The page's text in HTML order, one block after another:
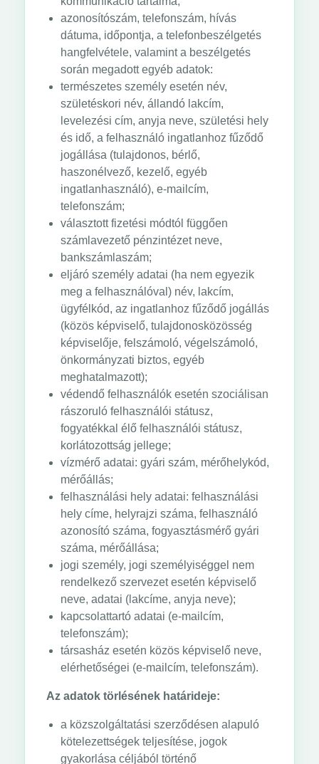
azonosítószám, telefonszám, hívás
dátuma, időpontja, a telefonbeszélgetés
hangfelvétele, valamint a beszélgetés
során megadott egyéb adatok:
természetes személy esetén név,
születéskori név, állandó lakcím,
levelezési cím, anyja neve, születési hely
és idő, a felhasználó ingatlanhoz fűződő
jogállása (tulajdonos, bérlő,
haszonélvező, kezelő, egyéb
ingatlanhasználó), e-mailcím,
telefonszám;
választott fizetési módtól függően
számlavezető pénzintézet neve,
bankszámlaszám;
eljáró személy adatai (ha nem egyezik
meg a felhasználóval) név, lakcím,
ügyfélkód, az ingatlanhoz fűződő jogállás
(közös képviselő, tulajdonosközösség
képviselője, felszámoló, végelszámoló,
önkormányzati biztos, egyéb
meghatalmazott);
védendő felhasználók esetén szociálisan
rászoruló felhasználói státusz,
fogyatékkal élő felhasználói státusz,
korlátozottság jellege;
vízmérő adatai: gyári szám, mérőhelykód,
mérőállás;
felhasználási hely adatai: felhasználási
hely címe, helyrajzi száma, felhasználó
azonosító száma, fogyasztásmérő gyári
száma, mérőállása;
jogi személy, jogi személyiséggel nem
rendelkező szervezet esetén képviselő
neve, adatai (lakcíme, anyja neve);
kapcsolattartó adatai (e-mailcím,
telefonszám);
társasház esetén közös képviselő neve,
elérhetőségei (e-mailcím, telefonszám).
Az adatok törlésének határideje:
a közszolgáltatási szerződésen alapuló
kötelezettségek teljesítése, jogok
gyakorlása céljából történő